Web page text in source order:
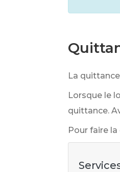
La
Lorsque le
quittance.
Pour faire